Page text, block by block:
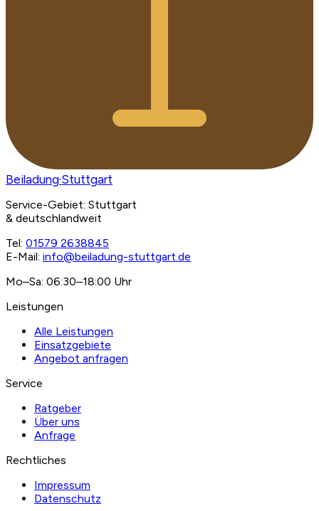
Beiladung·Stuttgart
Service-Gebiet: Stuttgart
& deutschlandweit
Tel: 01579 2638845
E-Mail: info@beiladung-stuttgart.de
Mo–Sa: 06:30–18:00 Uhr
Leistungen
Alle Leistungen
Einsatzgebiete
Angebot anfragen
Service
Ratgeber
Über uns
Anfrage
Rechtliches
Impressum
Datenschutz